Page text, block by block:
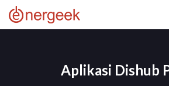
Aplikasi Dishub